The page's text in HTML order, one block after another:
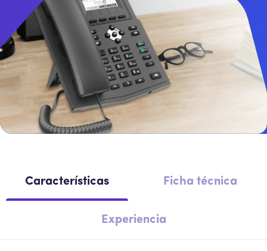
Características Ficha técnica
Experiencia